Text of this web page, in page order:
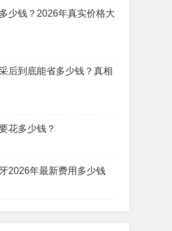
少钱？2026年真实价格大
后到底能省多少钱？真相
花多少钱？
2026年最新费用多少钱